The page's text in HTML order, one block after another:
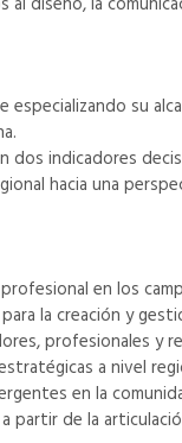
especializando su
indicadores
hacia una
en los
la creación y
profesionales y
a nivel
en la
de la